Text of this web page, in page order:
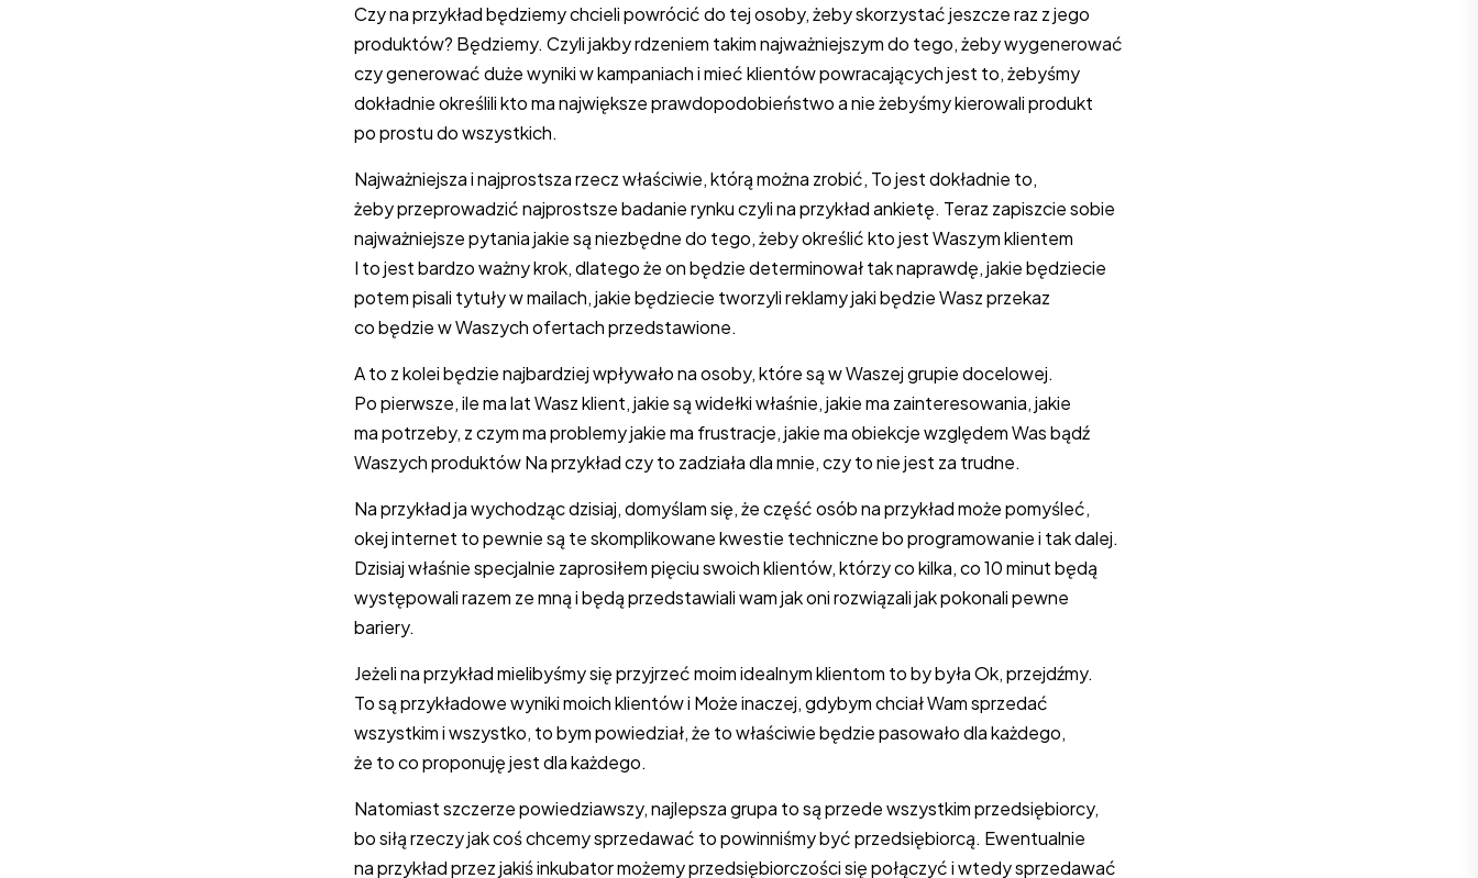
Czy na przykład będziemy chcieli powrócić do tej osoby, żeby skorzystać jeszcze raz z jego
produktów? Będziemy. Czyli jakby rdzeniem takim najważniejszym do tego, żeby wygenerować
czy generować duże wyniki w kampaniach i mieć klientów powracających jest to, żebyśmy
dokładnie określili kto ma największe prawdopodobieństwo a nie żebyśmy kierowali produkt
po prostu do wszystkich.
Najważniejsza i najprostsza rzecz właściwie, którą można zrobić, To jest dokładnie to,
żeby przeprowadzić najprostsze badanie rynku czyli na przykład ankietę. Teraz zapiszcie sobie
najważniejsze pytania jakie są niezbędne do tego, żeby określić kto jest Waszym klientem
I to jest bardzo ważny krok, dlatego że on będzie determinował tak naprawdę, jakie będziecie
potem pisali tytuły w mailach, jakie będziecie tworzyli reklamy jaki będzie Wasz przekaz
co będzie w Waszych ofertach przedstawione.
A to z kolei będzie najbardziej wpływało na osoby, które są w Waszej grupie docelowej.
Po pierwsze, ile ma lat Wasz klient, jakie są widełki właśnie, jakie ma zainteresowania, jakie
ma potrzeby, z czym ma problemy jakie ma frustracje, jakie ma obiekcje względem Was bądź
Waszych produktów Na przykład czy to zadziała dla mnie, czy to nie jest za trudne.
Na przykład ja wychodząc dzisiaj, domyślam się, że część osób na przykład może pomyśleć,
okej internet to pewnie są te skomplikowane kwestie techniczne bo programowanie i tak dalej.
Dzisiaj właśnie specjalnie zaprosiłem pięciu swoich klientów, którzy co kilka, co 10 minut będą
występowali razem ze mną i będą przedstawiali wam jak oni rozwiązali jak pokonali pewne
bariery.
Jeżeli na przykład mielibyśmy się przyjrzeć moim idealnym klientom to by była Ok, przejdźmy.
To są przykładowe wyniki moich klientów i Może inaczej, gdybym chciał Wam sprzedać
wszystkim i wszystko, to bym powiedział, że to właściwie będzie pasowało dla każdego,
że to co proponuję jest dla każdego.
Natomiast szczerze powiedziawszy, najlepsza grupa to są przede wszystkim przedsiębiorcy,
bo siłą rzeczy jak coś chcemy sprzedawać to powinniśmy być przedsiębiorcą. Ewentualnie
na przykład przez jakiś inkubator możemy przedsiębiorczości się połączyć i wtedy sprzedawać